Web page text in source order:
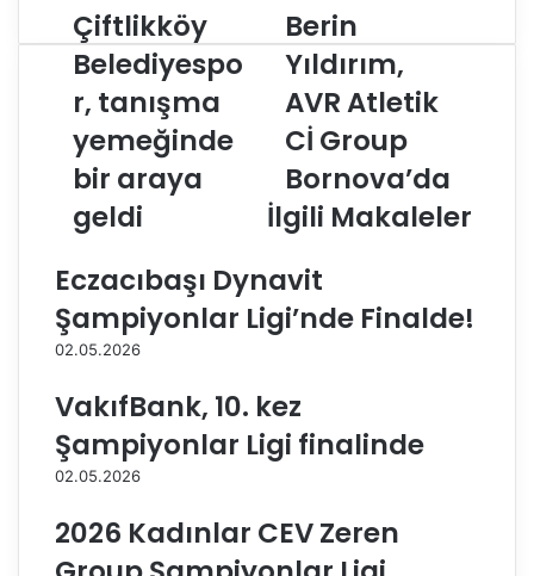
Ç
i
t
i
k
k
ö
e
l
e
i
y
e
s
o
r
,
Çiftlikköy
Belediyespo
r, tanışma
yemeğinde
bir araya
geldi
B
e
r
Y
ı
l
d
ı
m
R
A
e
t
i
Berin
Yıldırım,
AVR Atletik
Cİ Group
Bornova’da
İlgili Makaleler
Eczacıbaşı Dynavit
Şampiyonlar Ligi’nde Finalde!
02.05.2026
VakıfBank, 10. kez
Şampiyonlar Ligi finalinde
02.05.2026
2026 Kadınlar CEV Zeren